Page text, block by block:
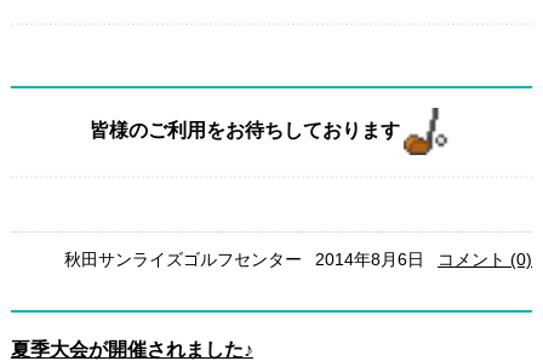
皆様のご利用をお待ちしております
秋田サンライズゴルフセンター 2014年8月6日 コメント (0)
夏季大会が開催されました♪